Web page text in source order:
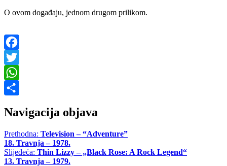
O ovom događaju, jednom drugom prilikom.
Facebook
Twitter
WhatsApp
Navigacija objava
Prethodna: Television – “Adventure”
18. Travnja – 1978.
Slijedeća: Thin Lizzy – „Black Rose: A Rock Legend“
13. Travnja – 1979.